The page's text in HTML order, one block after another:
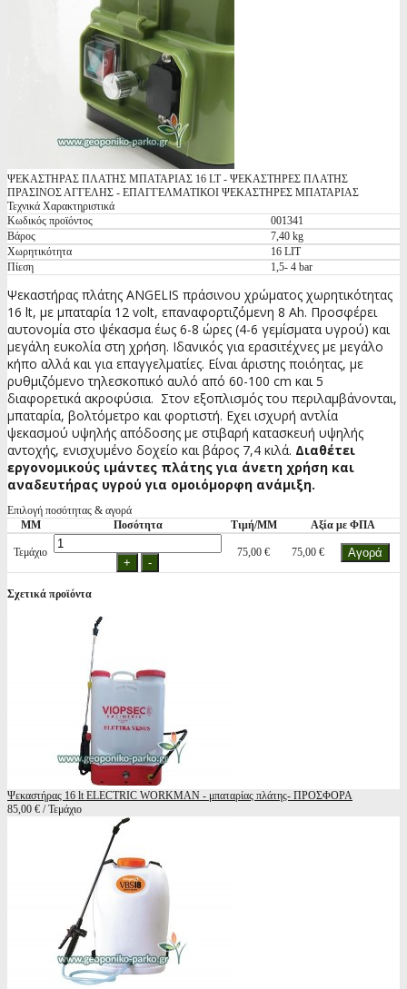
ΨΕΚΑΣΤΗΡΑΣ ΠΛΑΤΗΣ ΜΠΑΤΑΡΙΑΣ 16 LT - ΨΕΚΑΣΤΗΡΕΣ ΠΛΑΤΗΣ
ΠΡΑΣΙΝΟΣ ΑΓΓΕΛΗΣ - ΕΠΑΓΓΕΛΜΑΤΙΚΟΙ ΨΕΚΑΣΤΗΡΕΣ ΜΠΑΤΑΡΙΑΣ
Τεχνικά Χαρακτηριστικά
Κωδικός προϊόντος
001341
Βάρος
7,40 kg
Χωρητικότητα
16 LIT
Πίεση
1,5- 4 bar
Ψεκαστήρας πλάτης ANGELIS πράσινου χρώματος χωρητικότητας
16 lt, με μπαταρία 12 volt, επαναφορτιζόμενη 8 Ah. Προσφέρει
αυτονομία στο ψέκασμα έως 6-8 ώρες (4-6 γεμίσματα υγρού) και
μεγάλη ευκολία στη χρήση. Ιδανικός για ερασιτέχνες με μεγάλο
κήπο αλλά και για επαγγελματίες. Είναι άριστης ποιόητας, με
ρυθμιζόμενο τηλεσκοπικό αυλό από 60-100 cm και 5
διαφορετικά ακροφύσια. Στον εξοπλισμός του περιλαμβάνονται,
μπαταρία, βολτόμετρο και φορτιστή. Εχει ισχυρή αντλία
ψεκασμού υψηλής απόδοσης με στιβαρή κατασκευή υψηλής
αντοχής, ενισχυμένο δοχείο και βάρος 7,4 κιλά. Διαθέτει
εργονομικούς ιμάντες πλάτης για άνετη χρήση και
αναδευτήρας υγρού για ομοιόμορφη ανάμιξη.
Επιλογή ποσότητας & αγορά
ΜΜ
Ποσότητα Τιμή/ΜΜ Αξία με ΦΠΑ
Τεμάχιο 75,00 € 75,00 €
Σχετικά προϊόντα
Ψεκαστήρας 16 lt ELECTRIC WORKMAN - μπαταρίας πλάτης- ΠΡΟΣΦΟΡΑ
85,00 € / Τεμάχιο